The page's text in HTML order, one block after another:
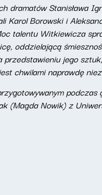
dramatów Stanisława
Karol Borowski i
talentu Witkiewicza
oddzielającą
jego
chwilami naprawdę
(Magda Nowik) z